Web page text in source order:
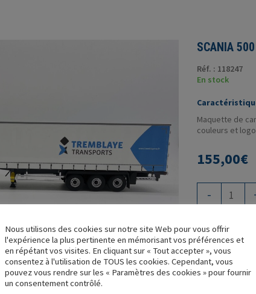
SCANIA
Réf. : 118247
En stock
Maquette de
couleurs et
155,00€
-
Nous utilisons des cookies sur notre site Web pour vous offrir
l'expérience la plus pertinente en mémorisant vos préférences et
en répétant vos visites. En cliquant sur « Tout accepter », vous
consentez à l'utilisation de TOUS les cookies. Cependant, vous
pouvez vous rendre sur les « Paramètres des cookies » pour fournir
un consentement contrôlé.